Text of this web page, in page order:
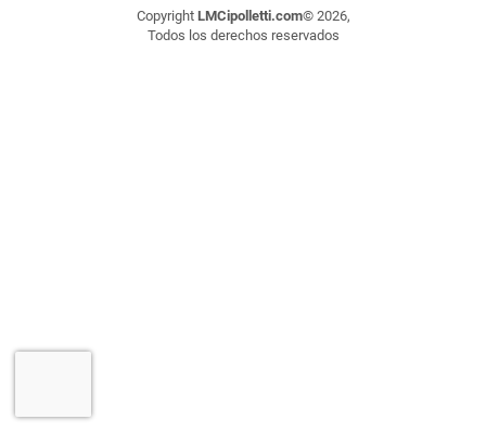
Copyright LMCipolletti.com© 2026,
Todos los derechos reservados